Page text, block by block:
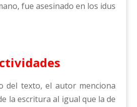
fue asesinado en los idus
del texto, el autor menciona
la escritura al igual que la de